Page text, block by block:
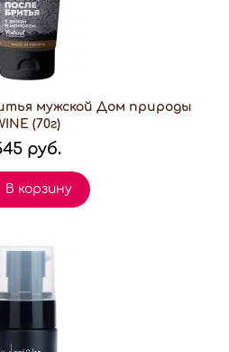
мужской Дом природы
(70г)
руб.
В корзину